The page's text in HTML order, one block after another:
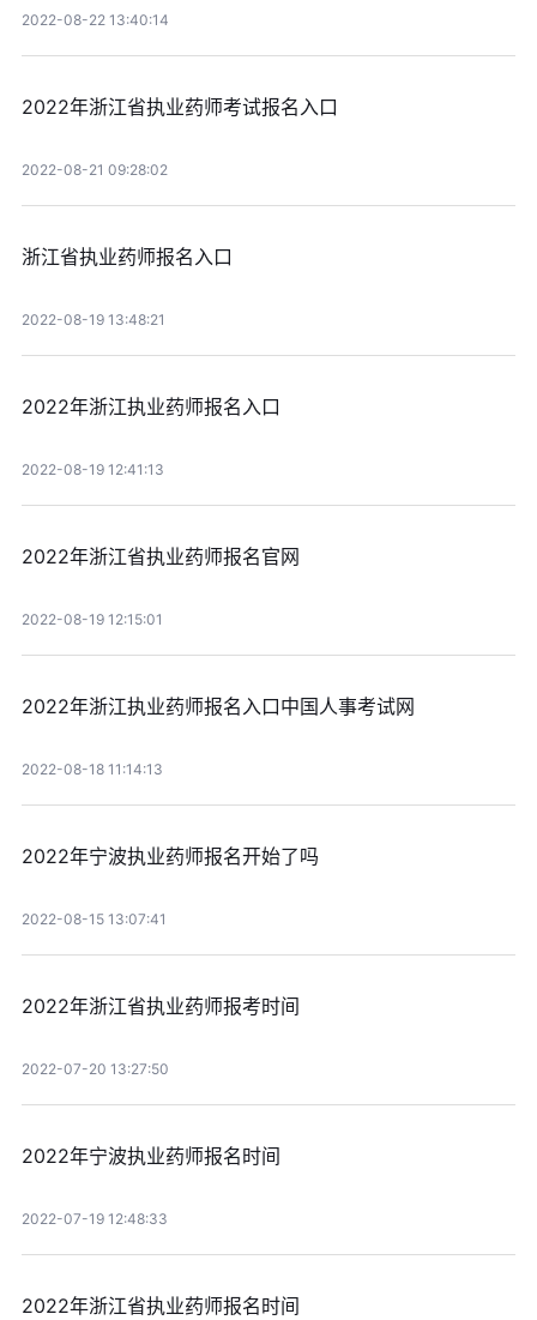
2022-08-22 13:40:14
2022年浙江省执业药师考试报名入口
2022-08-21 09:28:02
浙江省执业药师报名入口
2022-08-19 13:48:21
2022年浙江执业药师报名入口
2022-08-19 12:41:13
2022年浙江省执业药师报名官网
2022-08-19 12:15:01
2022年浙江执业药师报名入口中国人事考试网
2022-08-18 11:14:13
2022年宁波执业药师报名开始了吗
2022-08-15 13:07:41
2022年浙江省执业药师报考时间
2022-07-20 13:27:50
2022年宁波执业药师报名时间
2022-07-19 12:48:33
2022年浙江省执业药师报名时间